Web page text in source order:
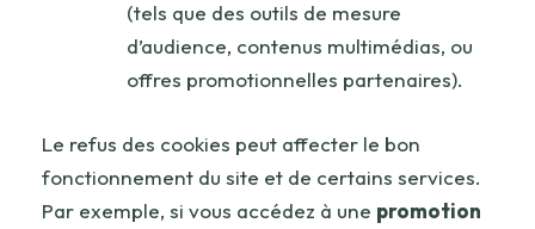
(tels que des outils de mesure
d’audience, contenus multimédias, ou
offres promotionnelles partenaires).
Le refus des cookies peut affecter le bon
fonctionnement du site et de certains services.
Par exemple, si vous accédez à une promotion